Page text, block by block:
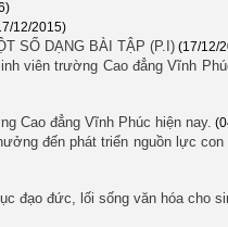
12/2015)
SỐ DẠNG BÀI TẬP (P.I) (17/12/
viên trường Cao đẳng Vĩnh
Cao đẳng Vĩnh Phúc hiện nay.
đến phát triển nguồn lực
đạo đức, lối sống văn hóa cho